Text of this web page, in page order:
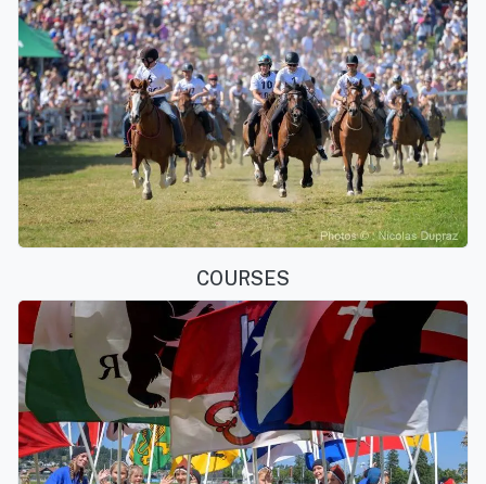
COURSES